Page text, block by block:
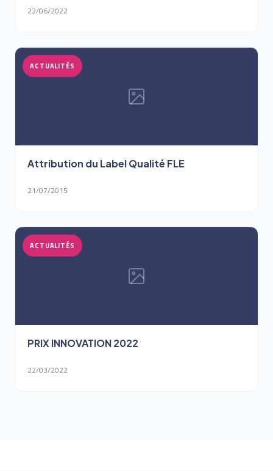
22/06/2022
ACTUALITÉS
Attribution du Label Qualité FLE
21/07/2015
ACTUALITÉS
PRIX INNOVATION 2022
22/03/2022